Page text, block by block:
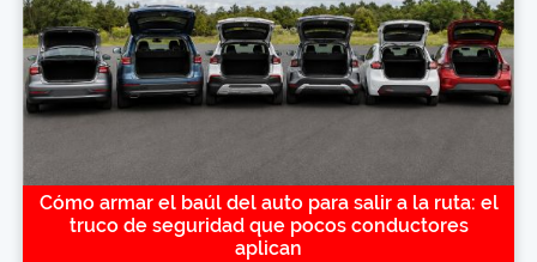
Cómo armar el baúl del auto para salir a la ruta: el
truco de seguridad que pocos conductores
aplican